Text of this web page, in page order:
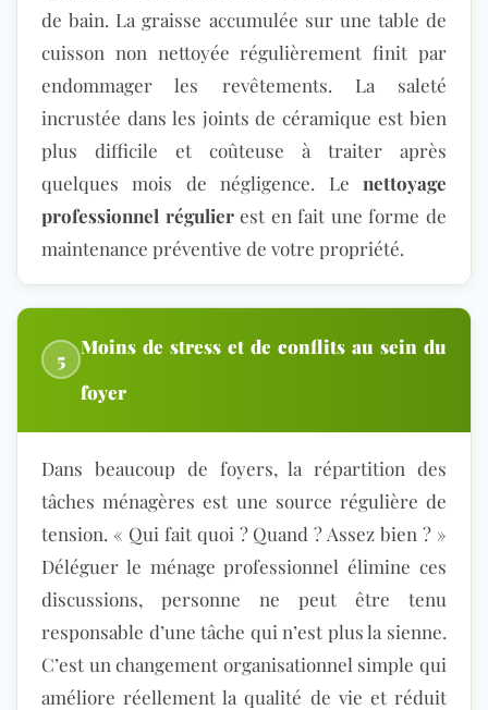
de bain. La graisse accumulée sur une table de
cuisson non nettoyée régulièrement finit par
endommager les revêtements. La saleté
incrustée dans les joints de céramique est bien
plus difficile et coûteuse à traiter après
quelques mois de négligence. Le nettoyage
professionnel régulierest en fait une forme de
maintenance préventive de votre propriété.
5
Moins de stress et de conflits au sein du
foyer
Dans beaucoup de foyers, la répartition des
tâches ménagères est une source régulière de
tension. « Qui fait quoi ? Quand ? Assez bien ? »
Déléguer le ménage professionnel élimine ces
discussions, personne ne peut être tenu
responsable d’une tâche qui n’est plus la sienne.
C’est un changement organisationnel simple qui
améliore réellement la qualité de vie et réduit